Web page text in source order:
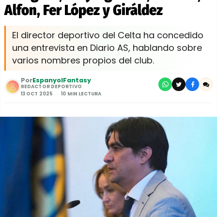
Alfon, Fer López y Giráldez
El director deportivo del Celta ha concedido
una entrevista en Diario AS, hablando sobre
varios nombres propios del club.
PorEspanyolFantasy
REDACTOR DEPORTIVO
13 OCT 2025
10 MIN LECTURA